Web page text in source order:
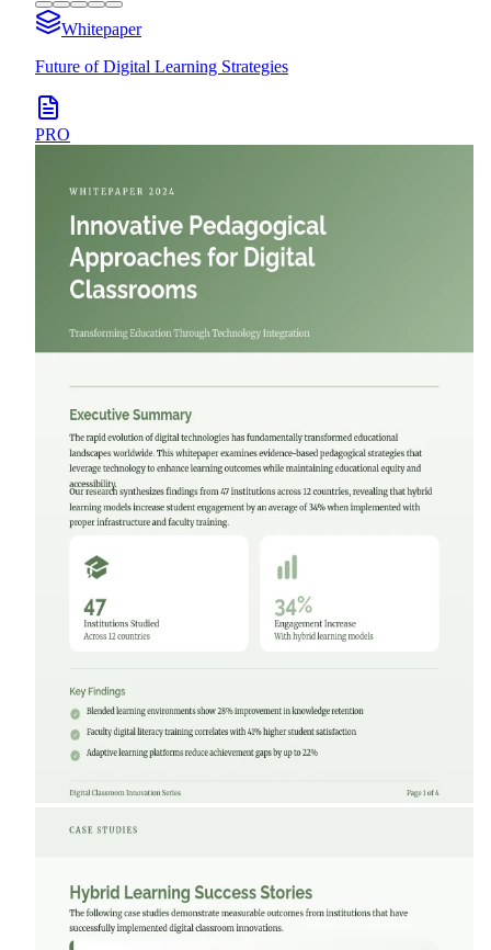
Whitepaper
Future of Digital Learning Strategies
PRO